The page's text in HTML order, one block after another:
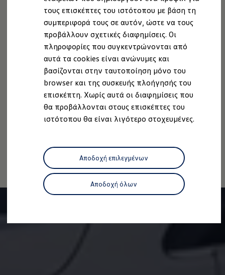
τους επισκέπτες του ιστότοπου με βάση τη
συμπεριφορά τους σε αυτόν, ώστε να τους
προβάλλουν σχετικές διαφημίσεις. Οι
πληροφορίες που συγκεντρώνονται από
αυτά τα cookies είναι ανώνυμες και
βασίζονται στην ταυτοποίηση μόνο του
browser και της συσκευής πλοήγησής του
επισκέπτη. Χωρίς αυτά οι διαφημίσεις που
θα προβάλλονται στους επισκέπτες του
ιστότοπου θα είναι λιγότερο στοχευμένες.
Αποδοχή επιλεγμένων
Αποδοχή όλων
Ανακύκλωση & Επιστροφή
Ανακλήσεις ασφαλείας και Τεχνικά μέτρα
Προειδοποιητικές και ενδεικτικές λυχνίες
Eνημερώσεις λογισμικού
Digital Manual - Ψηφιακό εγχειρίδιο
XTL diesel fuel
Υπηρεσίες Volkswagen
Υπηρεσίες Volkswagen Click@Service
Pick Up & Delivery
Φροντίδα Clean Plus
Επαγγελματικά Οχήματα Volkswagen
Συντήρηση & Επισκευή Επαγγελματικών
Σημαντικές πληροφορίες
Εγγύηση Επαγγελματικών Volkswagen
Εξουσιοδοτημένο Δίκτυο Volkswagen
Αστυπάλαια: Κίνητρα Επιδότησης
Volkswagen Bulli - 75 Χρόνια Κληρονομιάς
Bulli magazine
VW Bus History
Νομική Σημείωση Προστασία Δεδομένων
Imprint
Πολιτική cookies
Άδειες Χρήσης Τρίτων
Πληροφορίες Ασφαλείας Προϊόντων
Volkswagen AG (Στοιχεία έκδοσης και νομικά κείμενα)
Δήλωση Προσβασιμότητας
Πληροφορίες για την Προσβασιμότητα
EU Data Act
Ανάκληση Ψηφιακών υπηρεσιών
Σημείωση από Volkswagen
λογισμικού από την κατάσταση παράδοσης.